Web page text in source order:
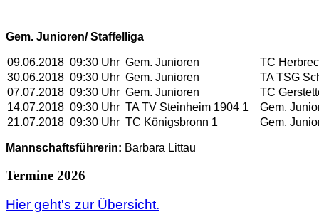
Gem. Junioren/ Staffelliga
09.06.2018 09:30 Uhr Gem. Junioren
TC
30.06.2018 09:30 Uhr Gem. Junioren
TA TSG
07.07.2018 09:30 Uhr Gem. Junioren
TC
14.07.2018 09:30 Uhr TA TV Steinheim 1904 1
Gem.
21.07.2018 09:30 Uhr TC Königsbronn 1 Gem.
Mannschaftsführerin: Barbara Littau
Termine 2026
Hier geht's zur Übersicht.